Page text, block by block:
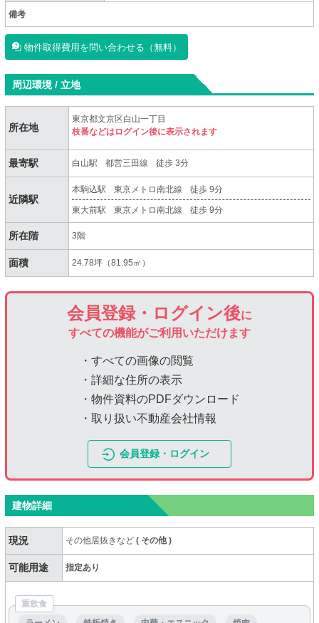
備考
物件取得費用を問い合わせる（無料）
周辺環境 / 立地
所在地
東京都文京区白山一丁目
枝番などはログイン後に表示されます
最寄駅 白山駅 都営三田線 徒歩 3分
近隣駅
本駒込駅 東京メトロ南北線 徒歩 9分
東大前駅 東京メトロ南北線 徒歩 9分
所在階 3階
面積 24.78坪（81.95㎡）
会員登録・ログイン後に
すべての機能がご利用いただけます
・すべての画像の閲覧
・詳細な住所の表示
・物件資料のPDFダウンロード
・取り扱い不動産会社情報
会員登録・ログイン
建物詳細
現況 その他居抜きなど( その他)
可能用途 指定あり
重飲食